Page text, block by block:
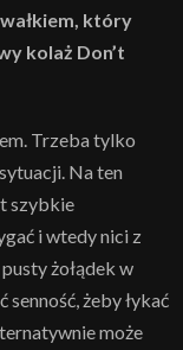
który
kolaż Don’t
Trzeba tylko
Na ten
szybkie
i wtedy nici z
żołądek w
żeby łykać
może